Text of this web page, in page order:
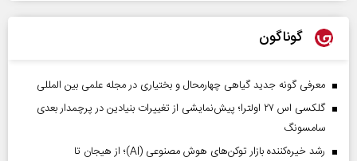
گوناگون
معرفی گونه جدید گیاهی چهارمحال و بختیاری در مجله علمی بین المللی
گلکسی اس ۲۷ اولترا؛ پیش‌نمایشی از تغییرات بنیادین در پرچمدار بعدی
سامسونگ
رشد خیره‌کننده بازار توکن‌های هوش مصنوعی (AI)؛ از هیجان تا